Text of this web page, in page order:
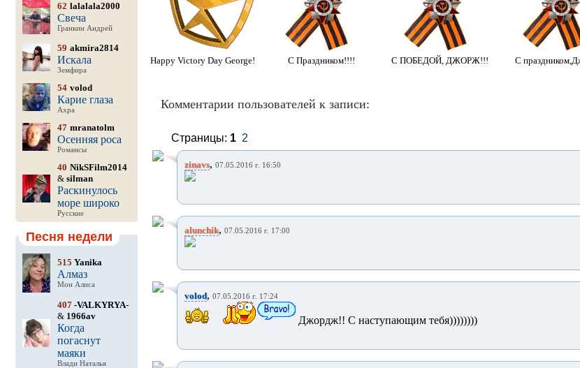
62 lalalala2000
Свеча
Гранкин Андрей
59 akmira2814
Искала
Земфира
54 volod
Карие глаза
Ахра
47 mranatolm
Осенняя роса
Романсы
40 NikSFilm2014
& silman
Раскинулось
море широко
Русские
Песня недели
515 Yanika
Алмаз
Мон Алиса
407-VALKYRYA-
& 1966av
Когда
погаснут
маяки
Влади Наталья
Happy Victory Day George! С Праздником!!!! С ПОБЕДОЙ, ДЖОРЖ!!! С
Комментарии пользователей к записи:
Страницы: 1 2
zinavs, 07.05.2016 г. 16:50
alunchik, 07.05.2016 г. 17:00
volod, 07.05.2016 г. 17:24
Джордж!! С наступающим тебя))))))))